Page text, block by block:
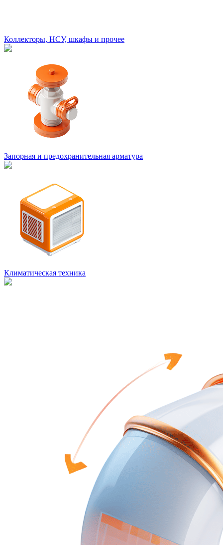
Коллекторы, НСУ, шкафы и прочее
Запорная и предохранительная арматура
Климатическая техника